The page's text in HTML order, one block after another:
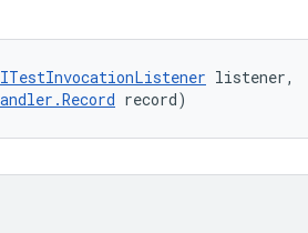
ITestInvocationListener listener,
record)